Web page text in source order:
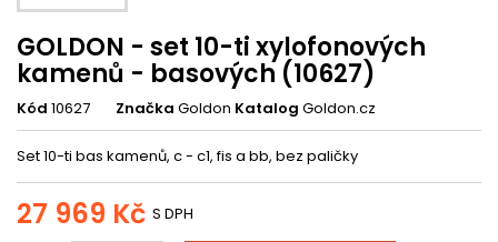
GOLDON - set 10-ti xylofonových
kamenů - basových (10627)
Kód 10627 Značka Goldon Katalog Goldon.cz
Set 10-ti bas kamenů, c - c1, fis a bb, bez paličky
27 969 Kč S DPH